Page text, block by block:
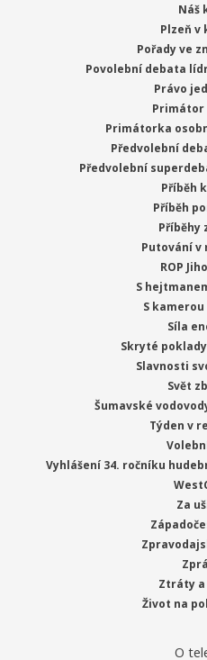
Náš
Plzeň v
Pořady ve
Povolební debata
Právo
Primátor
Primátorka
Předvolební
Předvolební
Příběh
Příběh
Příběhy
Putování v
ROP
S
S
Síla
Skryté
Slavnosti
Svět
Šumavské
Týden v
Vyhlášení 34. ročníku
Za
Ztráty a
Život na
O